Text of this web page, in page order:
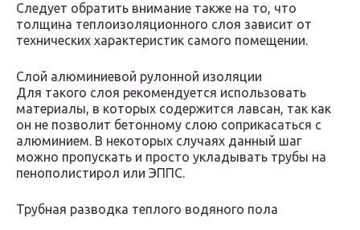
Следует обратить внимание также на то, что
толщина теплоизоляционного слоя зависит от
технических характеристик самого помещении.
Слой алюминиевой рулонной изоляции
Для такого слоя рекомендуется использовать
материалы, в которых содержится лавсан, так как
он не позволит бетонному слою соприкасаться с
алюминием. В некоторых случаях данный шаг
можно пропускать и просто укладывать трубы на
пенополистирол или ЭППС.
Трубная разводка теплого водяного пола